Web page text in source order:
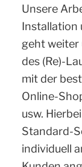
Unsere
Installation
geht weiter
des (Re)-
mit der
Online-
usw.
Standard-
individuell